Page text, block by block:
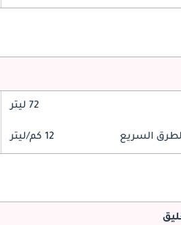
72 ليتر
السريع 12 كم/ليتر